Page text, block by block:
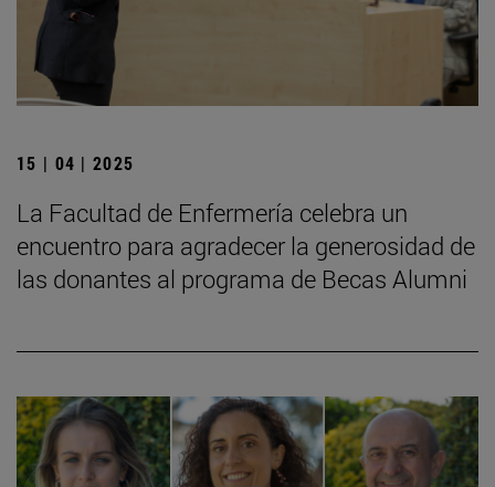
15 | 04 | 2025
La Facultad de Enfermería celebra un
encuentro para agradecer la generosidad de
las donantes al programa de Becas Alumni